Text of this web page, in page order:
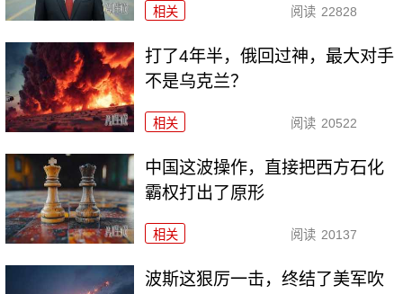
相关 阅读 22828
打了4年半，俄回过神，最大对手
不是乌克兰？
相关 阅读 20522
中国这波操作，直接把西方石化
霸权打出了原形
相关 阅读 20137
波斯这狠厉一击，终结了美军吹